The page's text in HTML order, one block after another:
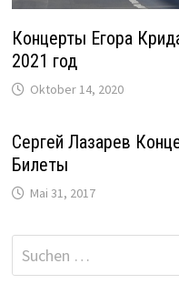
Концерты Егора
2021 год
Oktober 14, 2020
Сергей Лазарев
Билеты
Mai 31, 2017
Suche
nach: